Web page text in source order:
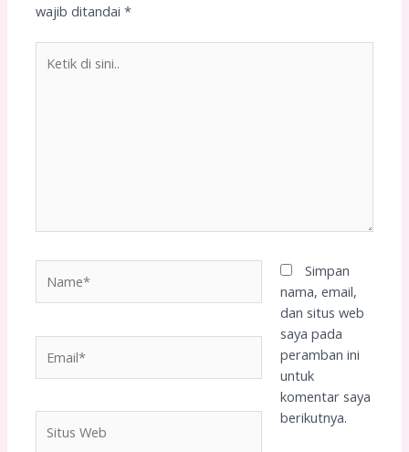
wajib ditandai*
Web
Simpan
nama, email,
dan situs web
saya pada
peramban ini
untuk
komentar saya
berikutnya.